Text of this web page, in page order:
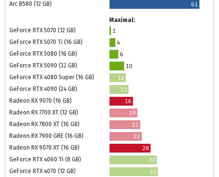
Arc B580 (12 GB)
61
Maximal:
GeForce RTX 5070 (12 GB)
1
GeForce RTX 5070 Ti (16 GB)
4
GeForce RTX 5080 (16 GB)
6
GeForce RTX 5090 (32 GB)
10
GeForce RTX 4080 Super (16 GB)
11
GeForce RTX 4090 (24 GB)
13
Radeon RX 9070 (16 GB)
16
Radeon RX 7700 XT (12 GB)
19
Radeon RX 7800 XT (16 GB)
21
Radeon RX 7900 GRE (16 GB)
22
Radeon RX 9070 XT (16 GB)
28
GeForce RTX 4060 Ti (8 GB)
32
GeForce RTX 4070 (12 GB)
33